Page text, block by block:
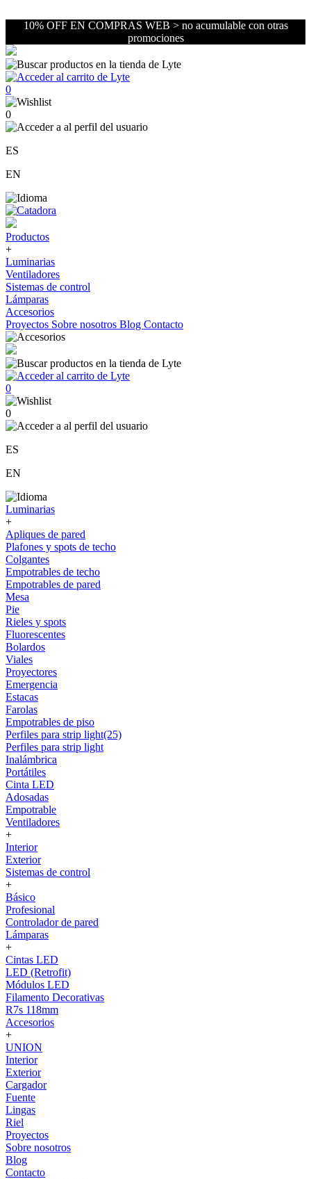
10% OFF EN COMPRAS WEB > no acumulable con otras
promociones
0
0
ES
EN
Productos
+
Luminarias
Ventiladores
Sistemas de control
Lámparas
Accesorios
Proyectos Sobre nosotros Blog Contacto
0
0
ES
EN
Luminarias
+
Apliques de pared
Plafones y spots de techo
Colgantes
Empotrables de techo
Empotrables de pared
Mesa
Pie
Rieles y spots
Fluorescentes
Bolardos
Viales
Proyectores
Emergencia
Estacas
Farolas
Empotrables de piso
Perfiles para strip light(25)
Perfiles para strip light
Inalámbrica
Portátiles
Cinta LED
Adosadas
Empotrable
Ventiladores
+
Interior
Exterior
Sistemas de control
+
Básico
Profesional
Controlador de pared
Lámparas
+
Cintas LED
LED (Retrofit)
Módulos LED
Filamento Decorativas
R7s 118mm
Accesorios
+
UNION
Interior
Exterior
Cargador
Fuente
Lingas
Riel
Proyectos
Sobre nosotros
Blog
Contacto